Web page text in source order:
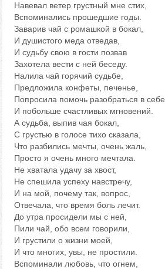
Навевал ветер грустный мне стих,
Вспоминались прошедшие годы.
Заварив чай с ромашкой в бокал,
И душистого меда отведав,
И судьбу свою в гости позвав
Захотела вести с ней беседу.
Налила чай горячий судьбе,
Предложила конфеты, печенье,
Попросила помочь разобраться в себе,
И побольше счастливых мгновений.
А судьба, выпив чая бокал,
С грустью в голосе тихо сказала,
Что разбились мечты, очень жаль,
Просто я очень много мечтала.
Не хватала удачу за хвост,
Не спешила успеху навстречу,
И на мой, почему так, вопрос,
Отвечала, что время боль лечит.
До утра просидели мы с ней,
Пили чай, обо всем говорили,
И грустили о жизни моей,
И что многих, увы, не простили.
Вспоминали любовь, что огнем,